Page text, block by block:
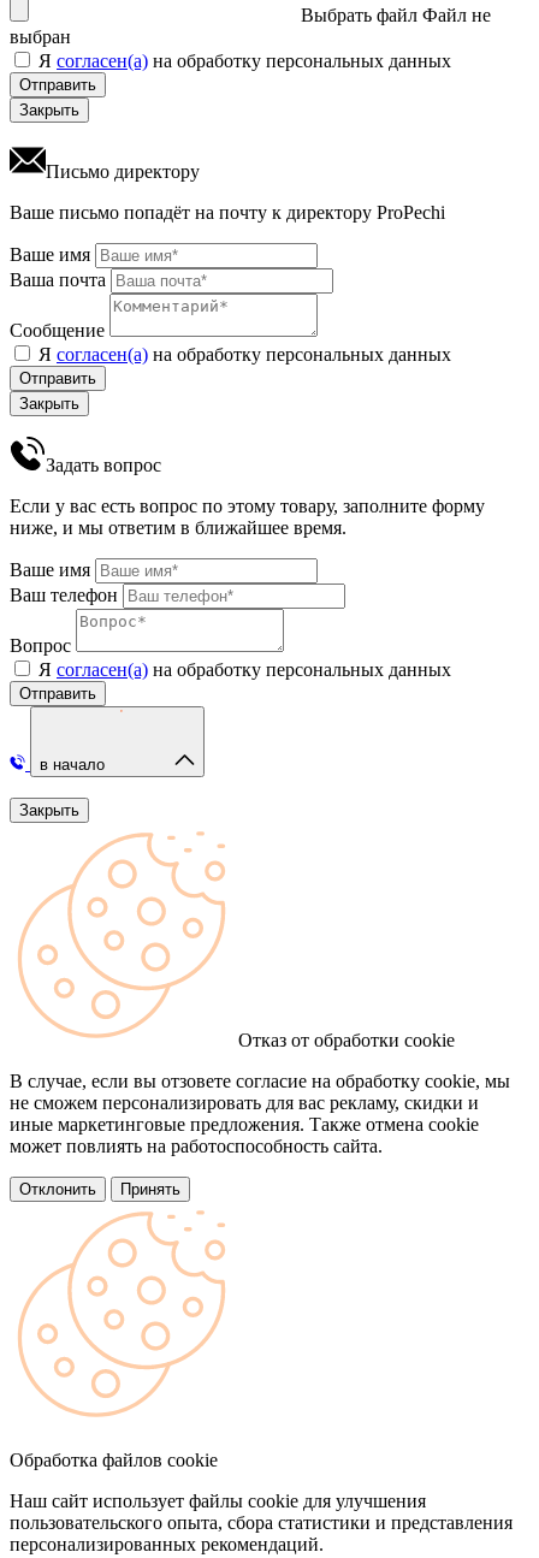
Выбрать файл Файл не
выбран
Я согласен(а) на обработку персональных данных
Отправить
Закрыть
Письмо директору
Ваше письмо попадёт на почту к директору ProPechi
Ваше имя
Ваша почта
Сообщение
Я согласен(а) на обработку персональных данных
Отправить
Закрыть
Задать вопрос
Если у вас есть вопрос по этому товару, заполните форму
ниже, и мы ответим в ближайшее время.
Ваше имя
Ваш телефон
Вопрос
Я согласен(а) на обработку персональных данных
Отправить
в начало
Закрыть
Отказ от обработки cookie
В случае, если вы отзовете согласие на обработку cookie, мы
не сможем персонализировать для вас рекламу, скидки и
иные маркетинговые предложения. Также отмена cookie
может повлиять на работоспособность сайта.
Отклонить Принять
Обработка файлов cookie
Наш сайт использует файлы cookie для улучшения
пользовательского опыта, сбора статистики и представления
персонализированных рекомендаций.